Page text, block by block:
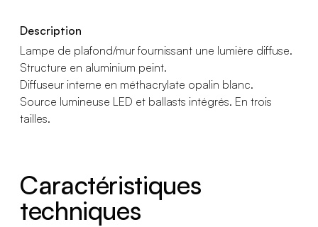
Description
Lampe de plafond/mur fournissant une lumière diffuse.
Structure en aluminium peint.
Diffuseur interne en méthacrylate opalin blanc.
Source lumineuse LED et ballasts intégrés. En trois
tailles.
Caractéristiques
techniques